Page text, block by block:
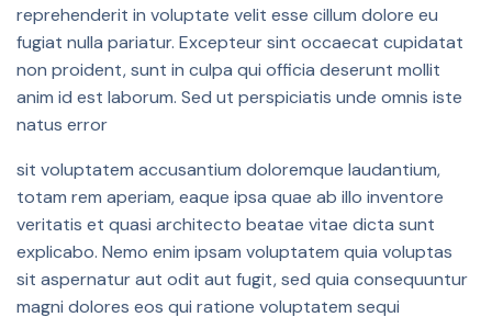
reprehenderit in voluptate velit esse cillum dolore eu
fugiat nulla pariatur. Excepteur sint occaecat cupidatat
non proident, sunt in culpa qui officia deserunt mollit
anim id est laborum. Sed ut perspiciatis unde omnis iste
natus error
sit voluptatem accusantium doloremque laudantium,
totam rem aperiam, eaque ipsa quae ab illo inventore
veritatis et quasi architecto beatae vitae dicta sunt
explicabo. Nemo enim ipsam voluptatem quia voluptas
sit aspernatur aut odit aut fugit, sed quia consequuntur
magni dolores eos qui ratione voluptatem sequi